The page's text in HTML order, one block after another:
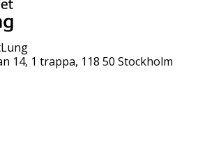
14, 1 trappa, 118 50 Stockholm